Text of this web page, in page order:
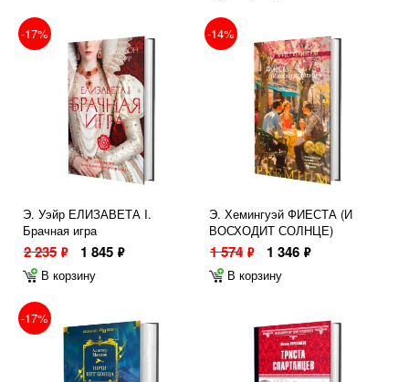
-17%
Э. Уэйр ЕЛИЗАВЕТА I.
Брачная игра
2 235 ф 1 845 ф
В корзину
-14%
Э. Хемингуэй ФИЕСТА (И
ВОСХОДИТ СОЛНЦЕ)
1 574 ф 1 346 ф
В корзину
-17%